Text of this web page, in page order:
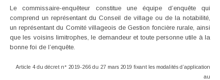
Le commissaire-enquêteur constitue une équipe d’enquête qui
comprend un représentant du Conseil de village ou de la notabilité,
un représentant du Comité villageois de Gestion foncière rurale, ainsi
que les voisins limitrophes, le demandeur et toute personne utile à la
bonne foi de l’enquête.
Article 4 du décret n° 2019-266 du 27 mars 2019 fixant les modalités d’application
au